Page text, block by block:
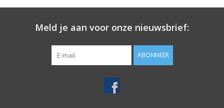
Meld je aan voor onze nieuwsbrief:
ABONNEER